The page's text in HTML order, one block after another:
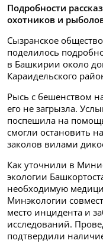
Подробности
охотников и
Сызранское
поделилось
в Башкирии около
Караидельского
Рысь с бешенством
его не загрызла.
поспешила на
смогли остановить
заколов вилами
Как уточнили в
экологии
необходимую
Минэкологии
место инцидента и
исследований.
подтвердили